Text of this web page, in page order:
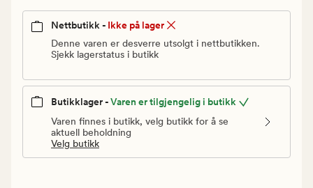
Nettbutikk - Ikke på lager
Denne varen er desverre utsolgt i nettbutikken.
Sjekk lagerstatus i butikk
Butikklager -Varen er tilgjengelig i butikk
Varen finnes i butikk, velg butikk for å se
aktuell beholdning
Velg butikk